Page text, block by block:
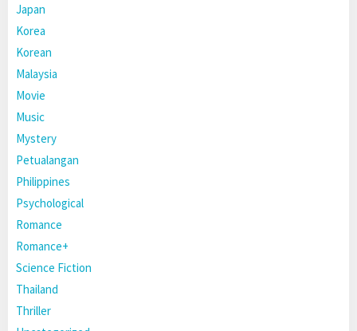
Japan
Korea
Korean
Malaysia
Movie
Music
Mystery
Petualangan
Philippines
Psychological
Romance
Romance+
Science Fiction
Thailand
Thriller